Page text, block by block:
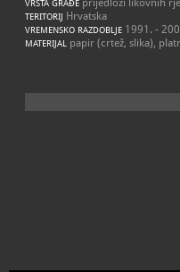
VRSTA GRAĐE prijedlozi likovnih
TERITORIJ Hrvatska
VREMENSKO RAZDOBLJE 1991. -
MATERIJAL papir (crtež, slika),